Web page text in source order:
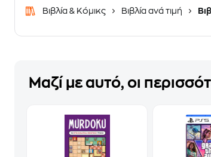
Βιβλία & Κόμικς Βιβλία ανά τιμή
Μαζί με αυτό, οι